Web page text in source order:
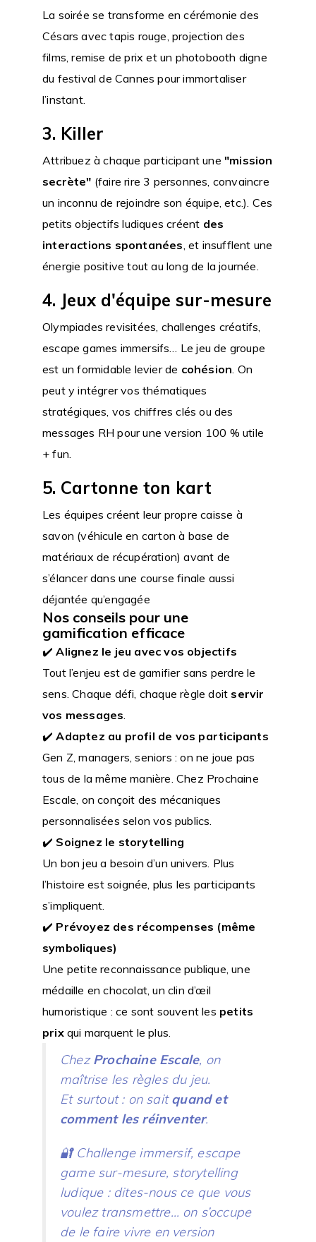
La soirée se transforme en cérémonie des
Césars avec tapis rouge, projection des
films, remise de prix et un photobooth digne
du festival de Cannes pour immortaliser
l’instant.
3. Killer
Attribuez à chaque participant une "mission
secrète" (faire rire 3 personnes, convaincre
un inconnu de rejoindre son équipe, etc.). Ces
petits objectifs ludiques créent des
interactions spontanées , et insufflent une
énergie positive tout au long de la journée.
4. Jeux d'équipe sur-mesure
Olympiades revisitées, challenges créatifs,
escape games immersifs… Le jeu de groupe
est un formidable levier de cohésion . On
peut y intégrer vos thématiques
stratégiques, vos chiffres clés ou des
messages RH pour une version 100 % utile
+ fun.
5. Cartonne ton kart
Les équipes créent leur propre caisse à
savon (véhicule en carton à base de
matériaux de récupération) avant de
s’élancer dans une course finale aussi
déjantée qu’engagée
Nos conseils pour une
gamification efficace
✔️Alignez le jeu avec vos objectifs
Tout l’enjeu est de gamifier sans perdre le
sens. Chaque défi, chaque règle doit servir
vos messages
✔️Adaptez au profil de vos participants
Gen Z, managers, seniors : on ne joue pas
tous de la même manière. Chez Prochaine
Escale, on conçoit des mécaniques
personnalisées selon vos publics.
✔️ Soignez le storytelling
Un bon jeu a besoin d’un univers. Plus
l’histoire est soignée, plus les participants
s’impliquent.
✔️ Prévoyez des récompenses (même
symboliques)
Une petite reconnaissance publique, une
médaille en chocolat, un clin d’œil
humoristique : ce sont souvent les petits
prix qui marquent le plus.
ChezProchaine Escale, on
maîtrise les règles du jeu.
Et surtout : on saitquand et
comment les réinventer.
🔐 Challenge immersif, escape
game sur-mesure, storytelling
ludique : dites-nous ce que vous
voulez transmettre… on s’occupe
de le faire vivre en version